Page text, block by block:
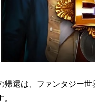
帰還は、ファンタジー